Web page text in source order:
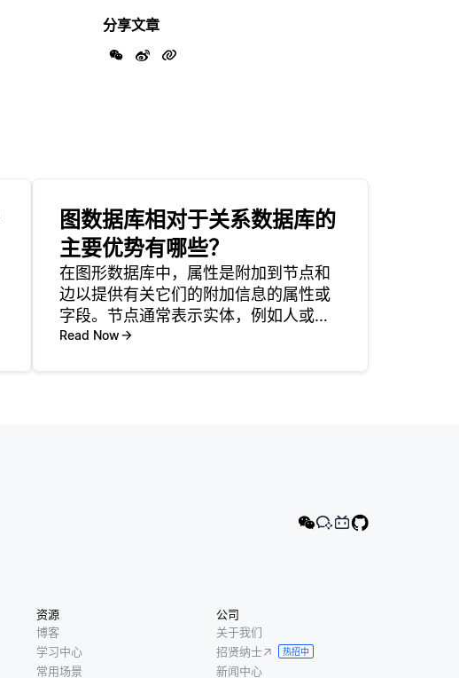
分享文章
图数据库相对于关系数据库的
主要优势有哪些？
在图形数据库中，属性是附加到节点和
边以提供有关它们的附加信息的属性或
字段。节点通常表示实体，例如人或产
品，而边表示这些节点之间的关系，例
Read Now
资源
博客
学习中心
常用场景
公司
关于我们
招贤纳士
热招中
新闻中心